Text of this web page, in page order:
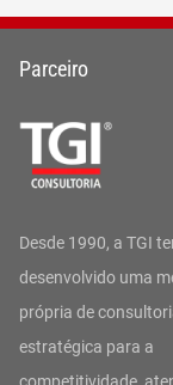
Parceiro
Desde 1990, a TGI
desenvolvido uma
própria de
estratégica para a
competitividade,